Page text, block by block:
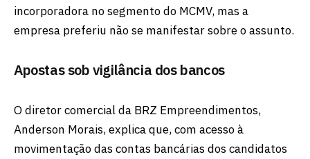
incorporadora no segmento do MCMV, mas a
empresa preferiu não se manifestar sobre o assunto.
Apostas sob vigilância dos bancos
O diretor comercial da BRZ Empreendimentos,
Anderson Morais, explica que, com acesso à
movimentação das contas bancárias dos candidatos